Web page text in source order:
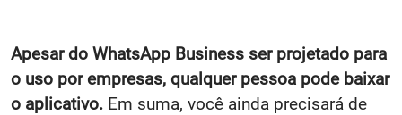
Apesar do WhatsApp Business ser projetado para
o uso por empresas, qualquer pessoa pode baixar
o aplicativo. Em suma, você ainda precisará de